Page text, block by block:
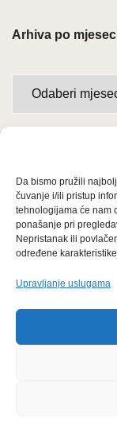
Da bismo pružili
čuvanje i/ili pristup
tehnologijama će nam
ponašanje pri
Nepristanak ili
određene
Upravljanje uslugama
Arhiva po
h
a
p
o
m
e
s
Uvjeti korištenja
Politika privatnosti
Kolačići